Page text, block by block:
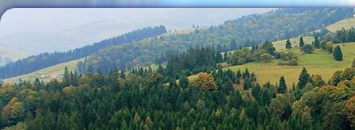
Jump to Content